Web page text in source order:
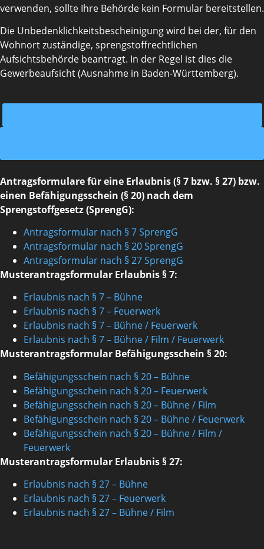
verwenden, sollte Ihre Behörde kein Formular bereitstellen.
Die Unbedenklichkeitsbescheinigung wird bei der, für den
Wohnort zuständige, sprengstoffrechtlichen
Aufsichtsbehörde beantragt. In der Regel ist dies die
Gewerbeaufsicht (Ausnahme in Baden-Württemberg).
Antragsformulare für eine Erlaubnis (§ 7 bzw. § 27) bzw.
einen Befähigungsschein (§ 20) nach dem
Sprengstoffgesetz (SprengG):
Antragsformular nach § 7 SprengG
Antragsformular nach § 20 SprengG
Antragsformular nach § 27 SprengG
Musterantragsformular Erlaubnis § 7:
Erlaubnis nach § 7 – Bühne
Erlaubnis nach § 7 – Feuerwerk
Erlaubnis nach § 7 – Bühne / Feuerwerk
Erlaubnis nach § 7 – Bühne / Film / Feuerwerk
Musterantragsformular Befähigungsschein § 20:
Befähigungsschein nach § 20 – Bühne
Befähigungsschein nach § 20 – Feuerwerk
Befähigungsschein nach § 20 – Bühne / Film
Befähigungsschein nach § 20 – Bühne / Feuerwerk
Befähigungsschein nach § 20 – Bühne / Film /
Feuerwerk
Musterantragsformular Erlaubnis § 27:
Erlaubnis nach § 27 – Bühne
Erlaubnis nach § 27 – Feuerwerk
Erlaubnis nach § 27 – Bühne / Film